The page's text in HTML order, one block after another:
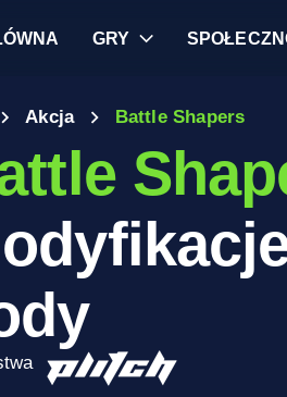
GRY
Akcja Battle Shapers